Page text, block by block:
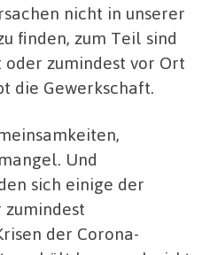
nicht in unserer
finden, zum Teil sind
zumindest vor Ort
die Gewerkschaft.
Und
sich einige der
zumindest
der Corona-